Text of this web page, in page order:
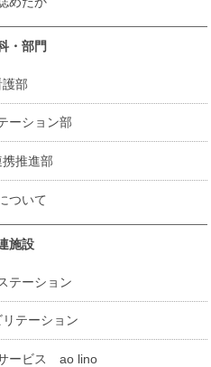
・部門
護部
ーション部
推進部
ついて
施設
テーション
テーション
ービス ao lino